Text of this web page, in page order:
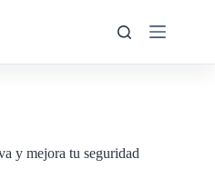
y mejora tu seguridad